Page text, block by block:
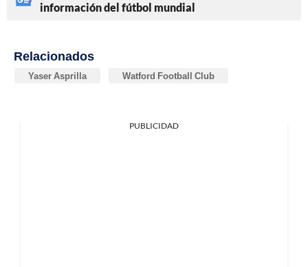
información del fútbol mundial
Relacionados
Yaser Asprilla Watford Football Club
PUBLICIDAD